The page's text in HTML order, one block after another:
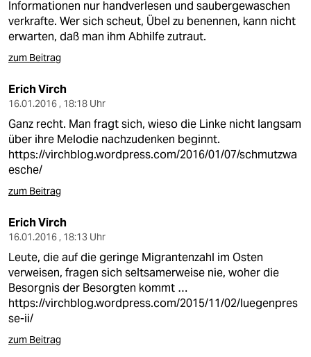
Informationen nur handverlesen und saubergewaschen
verkrafte. Wer sich scheut, Übel zu benennen, kann nicht
erwarten, daß man ihm Abhilfe zutraut.
zum Beitrag
Erich Virch
16.01.2016 , 18:18 Uhr
Ganz recht. Man fragt sich, wieso die Linke nicht langsam
über ihre Melodie nachzudenken beginnt.
https://virchblog.wordpress.com/2016/01/07/schmutzwa
esche/
zum Beitrag
Erich Virch
16.01.2016 , 18:13 Uhr
Leute, die auf die geringe Migrantenzahl im Osten
verweisen, fragen sich seltsamerweise nie, woher die
Besorgnis der Besorgten kommt …
https://virchblog.wordpress.com/2015/11/02/luegenpres
se-ii/
zum Beitrag